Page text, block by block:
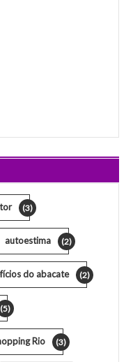
(3)
autoestima (2)
do abacate (2)
(5)
Rio (3)